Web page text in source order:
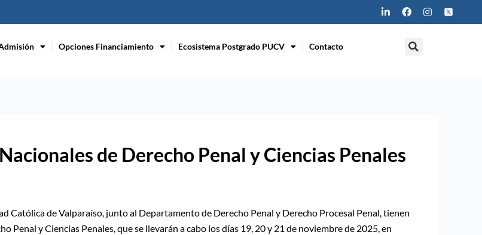
i
n
F
a
c
b
I
n
s
Opciones Financiamiento Ecosistema Postgrado PUCV Contacto
de Derecho Penal y Ciencias Penales
Católica de Valparaíso, junto al Departamento de Derecho Penal y Derecho Procesal Penal, tienen
Penal y Ciencias Penales, que se llevarán a cabo los días 19, 20 y 21 de noviembre de 2025, en